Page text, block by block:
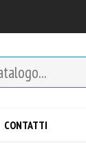
CONTATTI